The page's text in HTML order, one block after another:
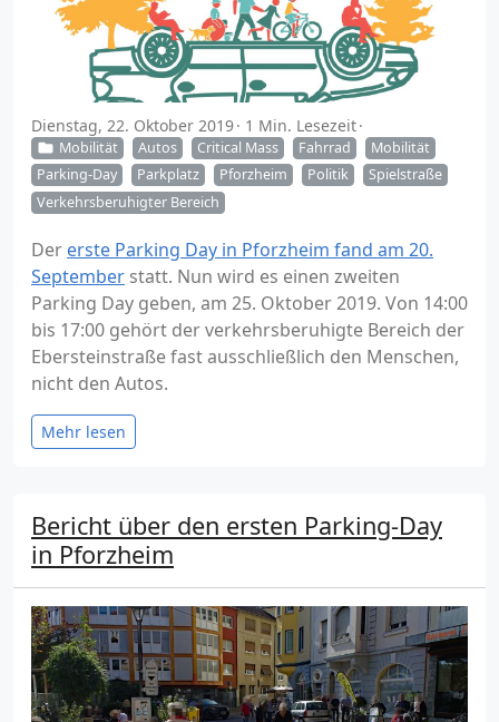
Dienstag, 22. Oktober 2019 1 Min. Lesezeit
Mobilität Autos Critical Mass Fahrrad
Mobilität
Parking-Day
Parkplatz Pforzheim Politik
Spielstraße
Verkehrsberuhigter Bereich
Der erste Parking Day in Pforzheim fand am 20.
September statt. Nun wird es einen zweiten
Parking Day geben, am 25. Oktober 2019. Von 14:00
bis 17:00 gehört der verkehrsberuhigte Bereich der
Ebersteinstraße fast ausschließlich den Menschen,
nicht den Autos.
Mehr lesen
Bericht über den ersten Parking-Day
in Pforzheim